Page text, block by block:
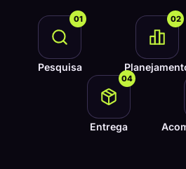
01
Pesquisa
02
04
Entrega